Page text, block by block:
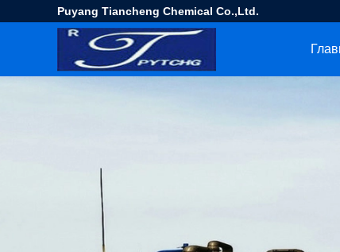
Puyang Tiancheng Chemical Co.,Ltd.